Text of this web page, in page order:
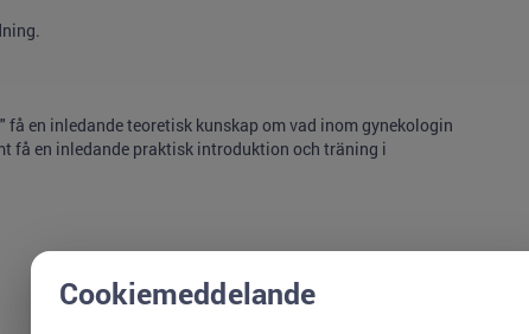
en inledande teoretisk kunskap om vad inom gynekologin
få en inledande praktisk introduktion och träning i
Cookiemeddelande